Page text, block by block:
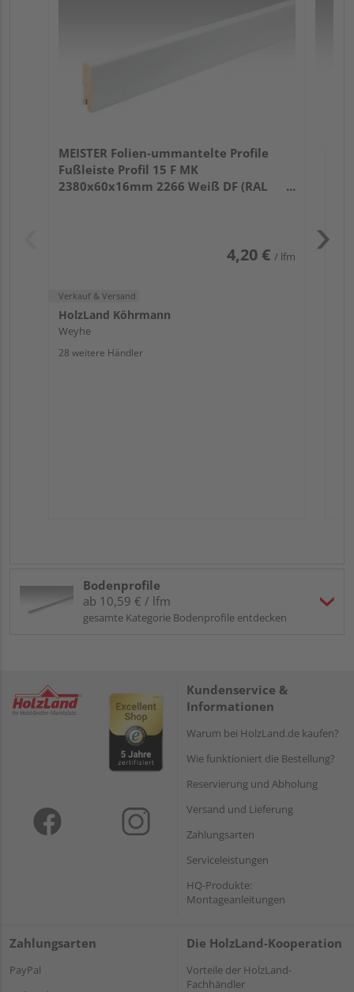
MEISTER Folien-ummantelte Profile
Fußleiste Profil 15 F MK
2380x60x16mm 2266 Weiß DF (RAL
4,20 € / lfm
Verkauf & Versand
HolzLand Köhrmann
Weyhe
28 weitere Händler
Bodenprofile
ab 10,59 € / lfm
gesamte Kategorie Bodenprofile entdecken
Kundenservice &
Informationen
Warum bei HolzLand.de kaufen?
Wie funktioniert die Bestellung?
Reservierung und Abholung
Versand und Lieferung
Zahlungsarten
Serviceleistungen
HQ-Produkte:
Montageanleitungen
Zahlungsarten
PayPal
Die HolzLand-Kooperation
Vorteile der HolzLand-
Fachhändler